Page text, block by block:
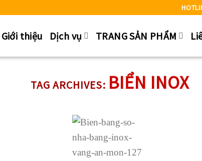
Giới thiệu Dịch vụ TRANG SẢN PHẨM
TAG ARCHIVES: BIỂN INOX